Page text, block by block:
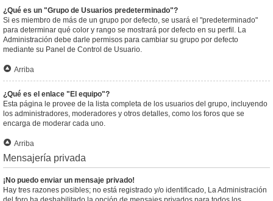
¿Qué es un "Grupo de Usuarios predeterminado"?
Si es miembro de más de un grupo por defecto, se usará el "predeterminado"
para determinar qué color y rango se mostrará por defecto en su perfil. La
Administración debe darle permisos para cambiar su grupo por defecto
mediante su Panel de Control de Usuario.
Arriba
¿Qué es el enlace "El equipo"?
Esta página le provee de la lista completa de los usuarios del grupo, incluyendo
los administradores, moderadores y otros detalles, como los foros que se
encarga de moderar cada uno.
Arriba
Mensajería privada
¡No puedo enviar un mensaje privado!
Hay tres razones posibles; no está registrado y/o identificado, La Administración